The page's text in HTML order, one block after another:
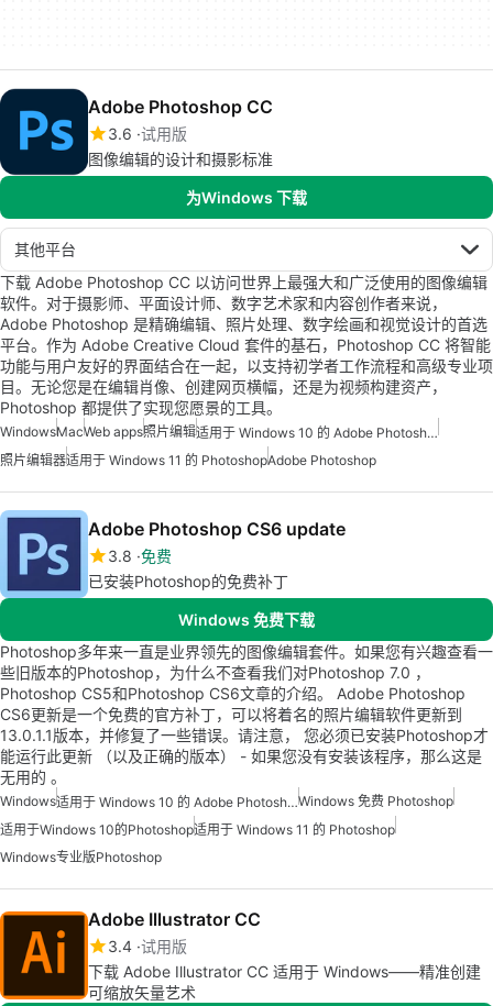
Adobe Photoshop CC
3.6 试用版
图像编辑的设计和摄影标准
为Windows 下载
其他平台
下载 Adobe Photoshop CC 以访问世界上最强大和广泛使用的图像编辑
软件。对于摄影师、平面设计师、数字艺术家和内容创作者来说，
Adobe Photoshop 是精确编辑、照片处理、数字绘画和视觉设计的首选
平台。作为 Adobe Creative Cloud 套件的基石，Photoshop CC 将智能
功能与用户友好的界面结合在一起，以支持初学者工作流程和高级专业项
目。无论您是在编辑肖像、创建网页横幅，还是为视频构建资产，
Photoshop 都提供了实现您愿景的工具。
WindowsMacWeb apps照片编辑
适用于 Windows 10 的 Adobe Photoshop
照片编辑器适用于 Windows 11 的 PhotoshopAdobe Photoshop
Adobe Photoshop CS6 update
3.8 免费
已安装Photoshop的免费补丁
Windows 免费下载
Photoshop多年来一直是业界领先的图像编辑套件。如果您有兴趣查看一
些旧版本的Photoshop，为什么不查看我们对Photoshop 7.0 ，
Photoshop CS5和Photoshop CS6文章的介绍。 Adobe Photoshop
CS6更新是一个免费的官方补丁，可以将着名的照片编辑软件更新到
13.0.1.1版本，并修复了一些错误。请注意， 您必须已安装Photoshop才
能运行此更新 （以及正确的版本） - 如果您没有安装该程序，那么这是
无用的 。
Windows 适用于 Windows 10 的 Adobe PhotoshopWindows 免费 Photoshop
适用于Windows 10的Photoshop适用于 Windows 11 的 Photoshop
Windows专业版Photoshop
Adobe Illustrator CC
3.4 试用版
下载 Adobe Illustrator CC 适用于 Windows——精准创建
可缩放矢量艺术